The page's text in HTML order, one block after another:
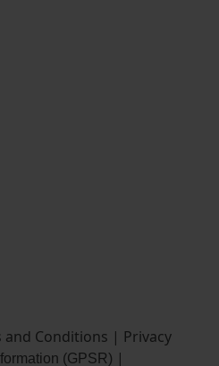
and Conditions | Privacy
(GPSR) |